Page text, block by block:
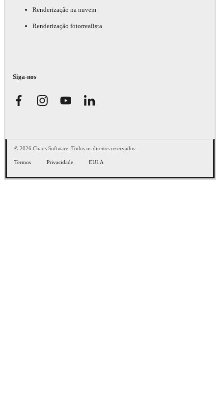
Renderização na nuvem
Renderização fotorrealista
Siga-nos
© 2026 Chaos Software. Todos os direitos reservados.
Termos Privacidade EULA